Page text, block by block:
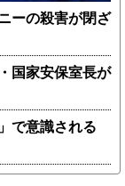
ーの殺害が閉ざ
国家安保室長が
で意識される